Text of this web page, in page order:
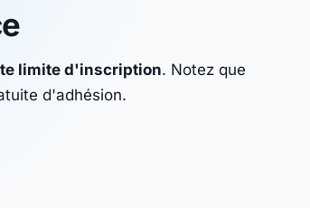
limite d'inscription. Notez que
d'adhésion.